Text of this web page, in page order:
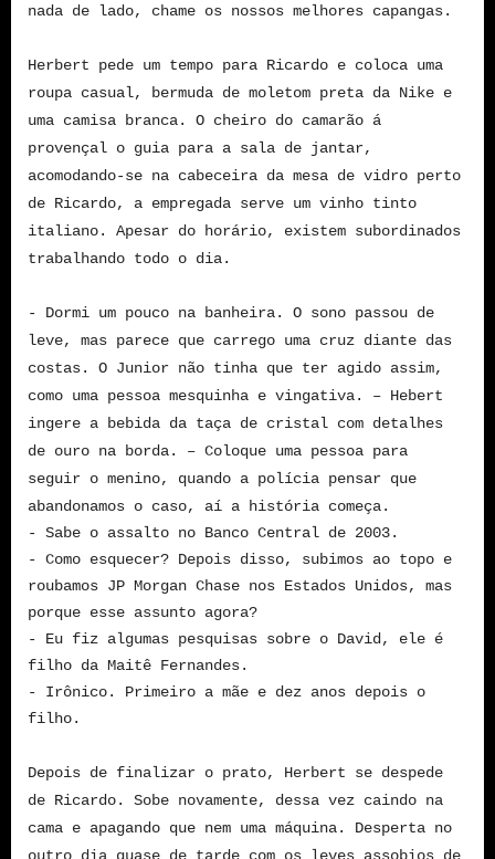
nada de lado, chame os nossos melhores capangas.
Herbert pede um tempo para Ricardo e coloca uma
roupa casual, bermuda de moletom preta da Nike e
uma camisa branca. O cheiro do camarão á
provençal o guia para a sala de jantar,
acomodando-se na cabeceira da mesa de vidro perto
de Ricardo, a empregada serve um vinho tinto
italiano. Apesar do horário, existem subordinados
trabalhando todo o dia.
- Dormi um pouco na banheira. O sono passou de
leve, mas parece que carrego uma cruz diante das
costas. O Junior não tinha que ter agido assim,
como uma pessoa mesquinha e vingativa. – Hebert
ingere a bebida da taça de cristal com detalhes
de ouro na borda. – Coloque uma pessoa para
seguir o menino, quando a polícia pensar que
abandonamos o caso, aí a história começa.
- Sabe o assalto no Banco Central de 2003.
- Como esquecer? Depois disso, subimos ao topo e
roubamos JP Morgan Chase nos Estados Unidos, mas
porque esse assunto agora?
- Eu fiz algumas pesquisas sobre o David, ele é
filho da Maitê Fernandes.
- Irônico. Primeiro a mãe e dez anos depois o
filho.
Depois de finalizar o prato, Herbert se despede
de Ricardo. Sobe novamente, dessa vez caindo na
cama e apagando que nem uma máquina. Desperta no